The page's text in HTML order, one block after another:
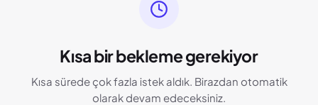
Kısa bir bekleme gerekiyor
Kısa sürede çok fazla istek aldık. Birazdan otomatik
olarak devam edeceksiniz.